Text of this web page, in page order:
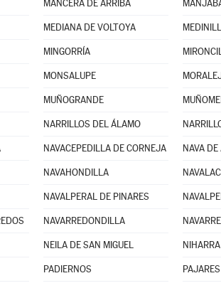
MANCERA DE ARRIBA
MEDIANA DE VOLTOYA
MINGORRÍA
MONSALUPE
MUÑOGRANDE
NARRILLOS DEL ÁLAMO
NAVACEPEDILLA DE CORNEJA NAVA DE
NAVAHONDILLA
NAVALPERAL DE PINARES
NAVARREDONDILLA
NEILA DE SAN MIGUEL NIHARRA
PADIERNOS